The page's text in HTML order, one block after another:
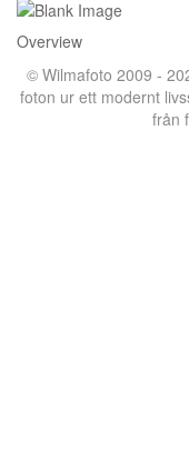
Overview
© Wilmafoto 2009 -
foton ur ett modernt
från